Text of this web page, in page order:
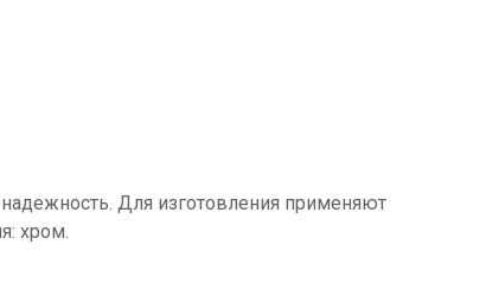
надежность. Для изготовления применяют
хром.